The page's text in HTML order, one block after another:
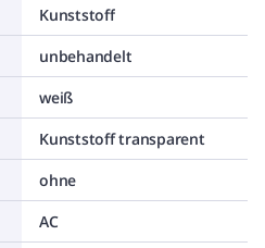
Kunststoff
unbehandelt
weiß
Kunststoff transparent
ohne
AC